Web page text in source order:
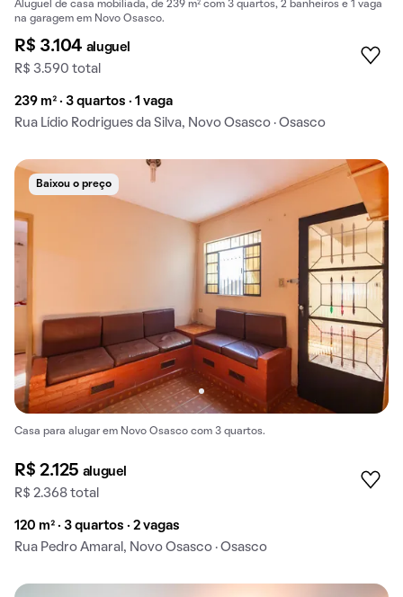
Aluguel de casa mobiliada, de 239 m² com 3 quartos, 2 banheiros e 1 vaga
na garagem em Novo Osasco.
R$ 3.104 aluguel
R$ 3.590 total
239 m² · 3 quartos · 1 vaga
Rua Lídio Rodrigues da Silva, Novo Osasco · Osasco
Baixou o preço
Casa para alugar em Novo Osasco com 3 quartos.
R$ 2.125 aluguel
R$ 2.368 total
120 m² · 3 quartos · 2 vagas
Rua Pedro Amaral, Novo Osasco · Osasco